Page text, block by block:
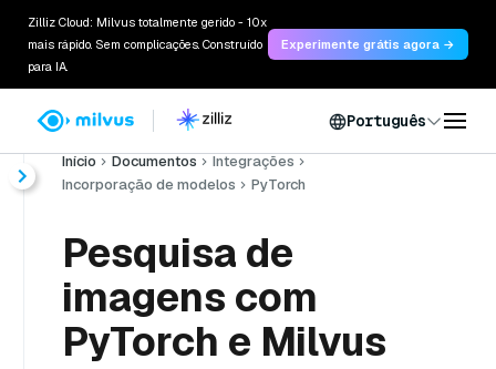
Zilliz Cloud: Milvus totalmente gerido - 10x
mais rápido. Sem complicações. Construído
para IA.
Experimente grátis agora →
Português
Início Documentos
Integrações
Incorporação de modelos
PyTorch
Pesquisa de
imagens com
PyTorch e Milvus